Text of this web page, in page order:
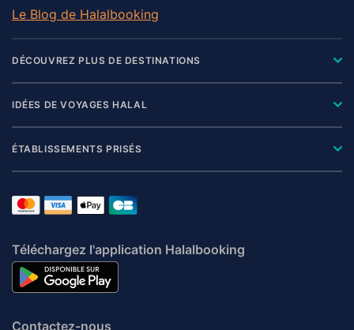
Le Blog de Halalbooking
DÉCOUVREZ PLUS DE DESTINATIONS
IDÉES DE VOYAGES HALAL
ÉTABLISSEMENTS PRISÉS
Téléchargez l'application Halalbooking
Contactez-nous